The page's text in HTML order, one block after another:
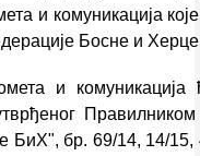
и комуникација
Босне и
и
бр. 69/14, 14/15,